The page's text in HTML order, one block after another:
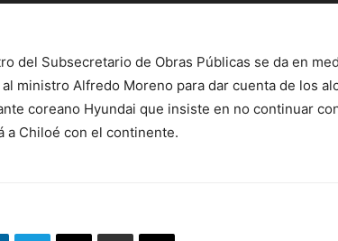
del Subsecretario de Obras Públicas se da en
ministro Alfredo Moreno para dar cuenta de los
coreano Hyundai que insiste en no continuar
a Chiloé con el continente.